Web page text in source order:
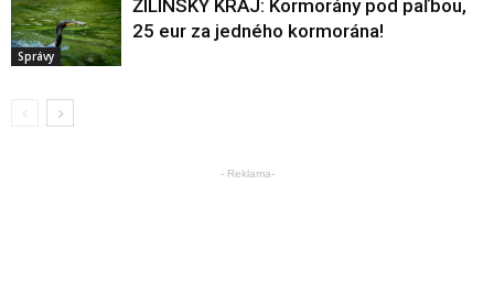
Správy
ŽILINSKÝ KRAJ: Kormorány pod paľbou,
25 eur za jedného kormorána!
- Reklama-